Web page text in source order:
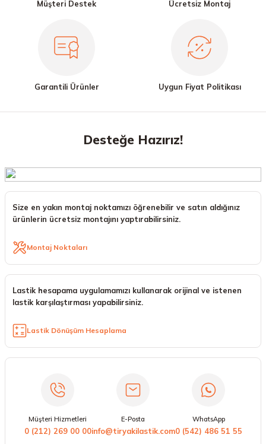
Müşteri Destek Ücretsiz Montaj
Garantili Ürünler Uygun Fiyat Politikası
Desteğe Hazırız!
Size en yakın montaj noktamızı öğrenebilir ve satın aldığınız
ürünlerin ücretsiz montajını yaptırabilirsiniz.
Montaj Noktaları
Lastik hesapama uygulamamızı kullanarak orijinal ve istenen
lastik karşılaştırması yapabilirsiniz.
Lastik Dönüşüm Hesaplama
Müşteri Hizmetleri
0 (212) 269 00 00
E-Posta
info@tiryakilastik.com
WhatsApp
0 (542) 486 51 55